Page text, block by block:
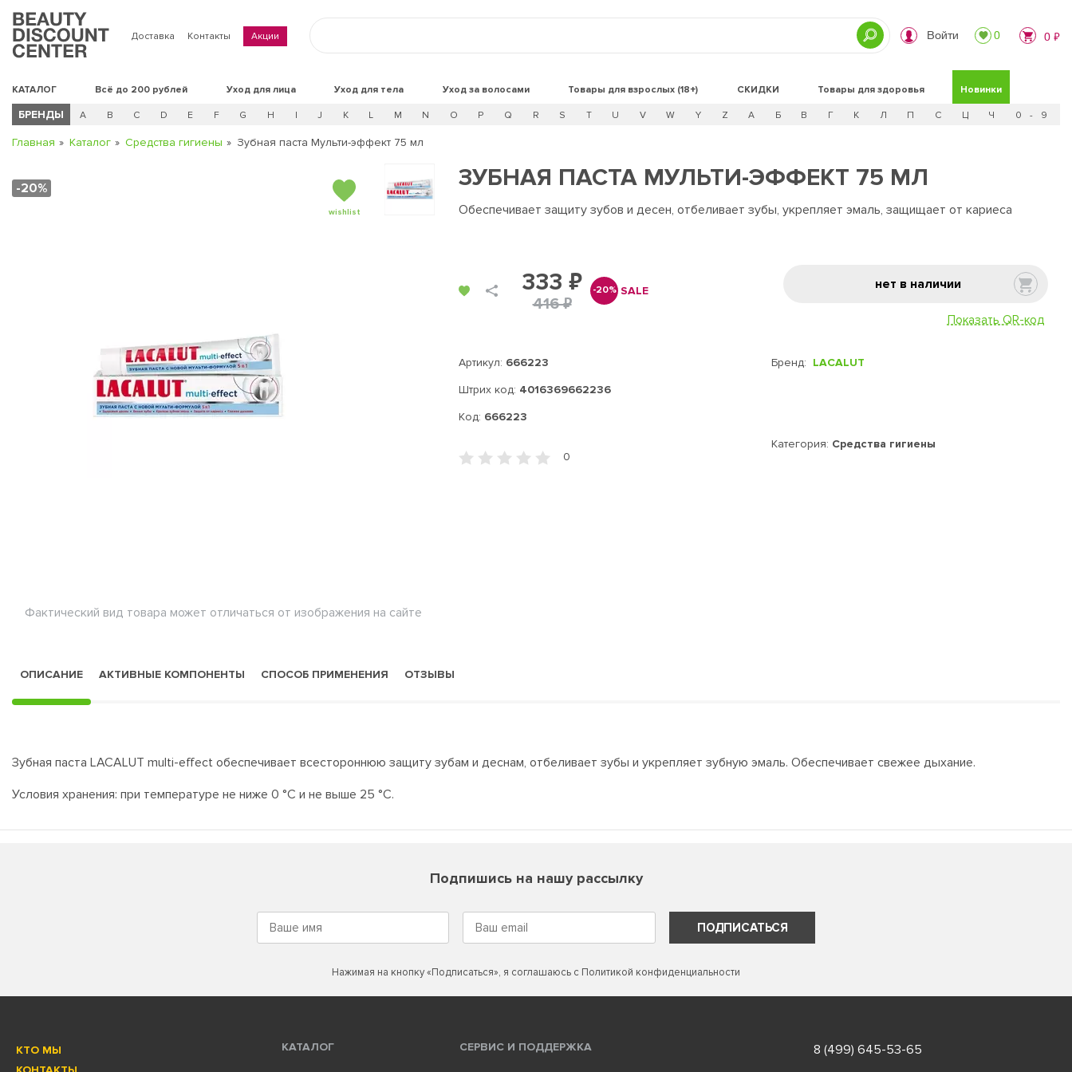
Доставка Контакты Акции Войти 0 0 ₽
КАТАЛОГ Всё до 200 рублей Уход для лица Уход для тела Уход за волосами Товары для взрослых (18+) СКИДКИ Новинки
Товары для здоровья
БРЕНДЫ A B C D E F G H I J K L M N O P Q R S T U V W Y Z А Б В Г К Л П С Ц Ч 0 - 9
Главная Каталог Средства гигиены Зубная паста Мульти-эффект 75 мл
-20%
wishlist
Фактический вид товара может отличаться от изображения на сайте
ЗУБНАЯ ПАСТА МУЛЬТИ-ЭФФЕКТ 75 МЛ
Обеспечивает защиту зубов и десен, отбеливает зубы, укрепляет эмаль, защищает от кариеса
333 ₽
416 ₽
-20% SALE нет в наличии
Показать QR-код
Артикул: 666223
Штрих код: 4016369662236
Код: 666223
Бренд: LACALUT
Категория: Средства гигиены
0
ОПИСАНИЕ АКТИВНЫЕ КОМПОНЕНТЫ СПОСОБ ПРИМЕНЕНИЯ ОТЗЫВЫ
Зубная паста LACALUT multi-effect обеспечивает всестороннюю защиту зубам и деснам, отбеливает зубы и укрепляет зубную эмаль. Обеспечивает свежее дыхание.
Условия хранения: при температуре не ниже 0 °C и не выше 25 °C.
Подпишись на нашу рассылку
ПОДПИСАТЬСЯ
Нажимая на кнопку «Подписаться», я соглашаюсь с Политикой конфиденциальности
КТО МЫ
КАТАЛОГ СЕРВИС И ПОДДЕРЖКА 8 (499) 645-53-65